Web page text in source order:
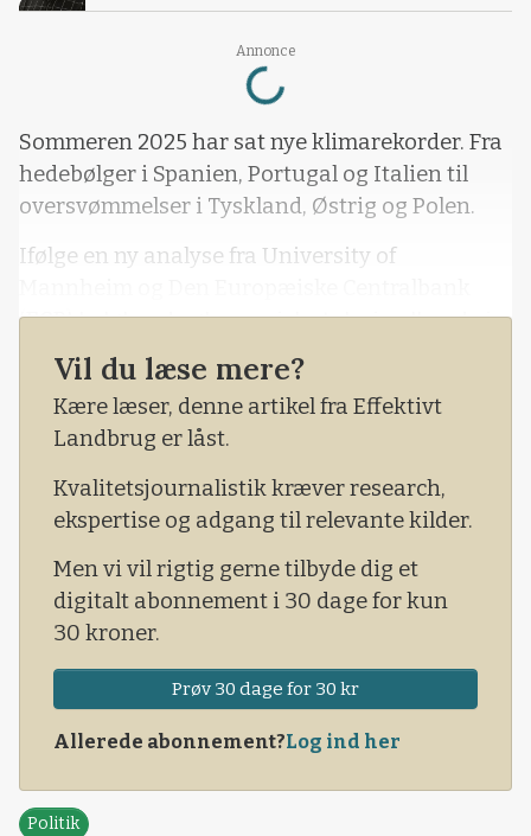
Annonce
Loading...
Sommeren 2025 har sat nye klimarekorder. Fra
hedebølger i Spanien, Portugal og Italien til
oversvømmelser i Tyskland, Østrig og Polen.
Ifølge en ny analyse fra University of
(ECB) beløber de økonomiske tab sig allerede i
år til 43 milliarder euro – omkring 320
milliarder kroner – og de ventes at vokse til 940
milliarder kroner i 2029. Det skriver Dagbladet
Information.
Vil du læse mere?
Kære læser, denne artikel fra Effektivt
Landbrug er låst.
Kvalitetsjournalistik kræver research,
ekspertise og adgang til relevante kilder.
Men vi vil rigtig gerne tilbyde dig et
digitalt abonnement i 30 dage for kun
30 kroner.
Prøv 30 dage for 30 kr
Allerede abonnement?Log ind her
Politik